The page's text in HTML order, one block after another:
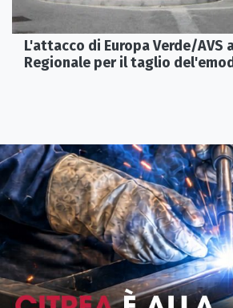
L'attacco di Europa Verde/AVS
Regionale per il taglio